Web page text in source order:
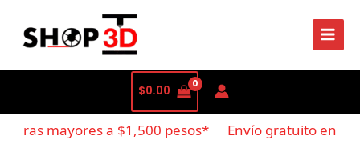
$0.00
mayores a $1,500 pesos* Envío gratuito en